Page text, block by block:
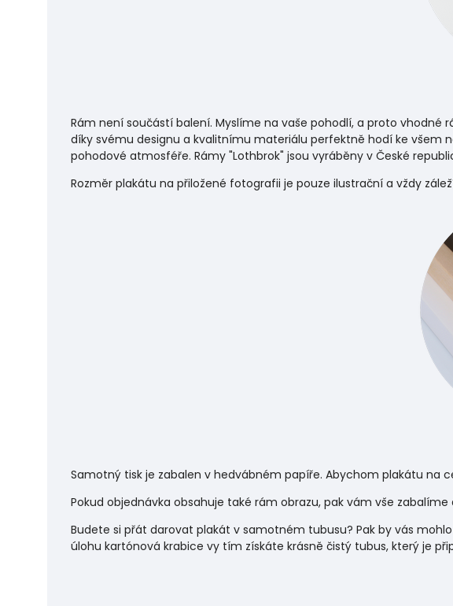
Rám není součástí balení. Myslíme na vaše pohodlí, a proto vhodné
díky svému designu a kvalitnímu materiálu perfektně hodí ke všem
pohodové atmosféře. Rámy "Lothbrok" jsou vyráběny v České
Rozměr plakátu na přiložené fotografii je pouze ilustrační a vždy
Samotný tisk je zabalen v hedvábném papíře. Abychom plakátu na
Pokud objednávka obsahuje také rám obrazu, pak vám vše zabalíme
Budete si přát darovat plakát v samotném tubusu? Pak by vás
úlohu kartónová krabice vy tím získáte krásně čistý tubus, který je